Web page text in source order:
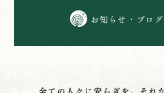
お知らせ・ブロ